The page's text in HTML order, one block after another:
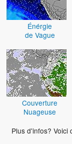
Énérgie
de Vague
Couverture
Nuageuse
Plus d'infos?